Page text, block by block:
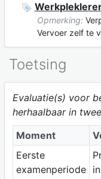
Opmerking:
Vervoer zelf te
Toetsing
Evaluatie(s) voor
herhaalbaar in
Moment
Eerste
examenperiode